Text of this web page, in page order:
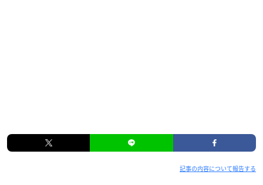
記事の内容について報告する